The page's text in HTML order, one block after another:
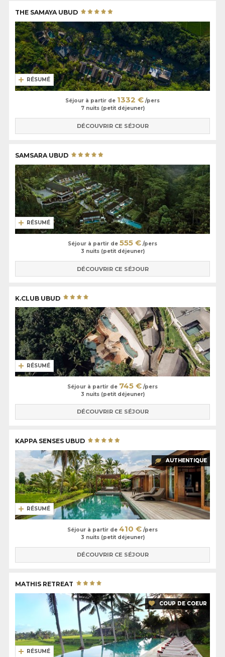
THE SAMAYA UBUD
RÉSUMÉ
Séjour à partir de 1332 € /pers
7 nuits (petit déjeuner)
DÉCOUVRIR CE SÉJOUR
SAMSARA UBUD
RÉSUMÉ
Séjour à partir de 555 € /pers
3 nuits (petit déjeuner)
DÉCOUVRIR CE SÉJOUR
K.CLUB UBUD
RÉSUMÉ
Séjour à partir de 745 € /pers
3 nuits (petit déjeuner)
DÉCOUVRIR CE SÉJOUR
KAPPA SENSES UBUD
AUTHENTIQUE
RÉSUMÉ
Séjour à partir de 410 € /pers
3 nuits (petit déjeuner)
DÉCOUVRIR CE SÉJOUR
MATHIS RETREAT
COUP DE COEUR
RÉSUMÉ